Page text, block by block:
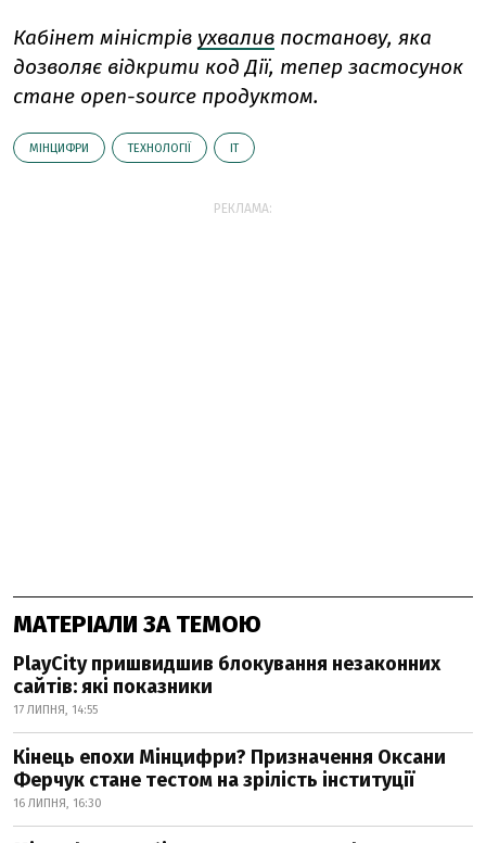
Кабінет міністрів ухвалив постанову, яка
дозволяє відкрити код Дії, тепер застосунок
стане open-source продуктом.
МІНЦИФРИ ТЕХНОЛОГІЇ ІТ
РЕКЛАМА:
МАТЕРІАЛИ ЗА ТЕМОЮ
PlayCity пришвидшив блокування незаконних
сайтів: які показники
17 ЛИПНЯ, 14:55
Кінець епохи Мінцифри? Призначення Оксани
Ферчук стане тестом на зрілість інституції
16 ЛИПНЯ, 16:30